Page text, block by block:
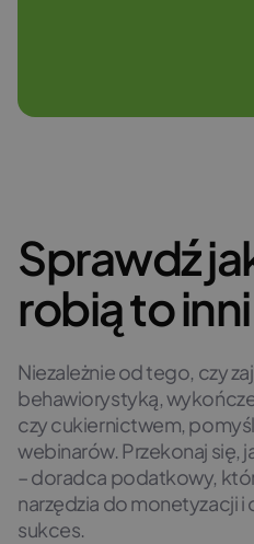
Sprawdź
robią to inni
Niezależnie od tego, czy
behawiorystyką,
czy cukiernictwem,
webinarów. Przekonaj się,
– doradca podatkowy,
narzędzia do monetyzacji i
sukces.